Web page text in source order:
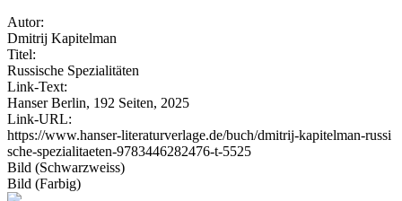
Autor:
Dmitrij Kapitelman
Titel:
Russische Spezialitäten
Link-Text:
Hanser Berlin, 192 Seiten, 2025
Link-URL:
https://www.hanser-literaturverlage.de/buch/dmitrij-kapitelman-russi
sche-spezialitaeten-9783446282476-t-5525
Bild (Schwarzweiss)
Bild (Farbig)